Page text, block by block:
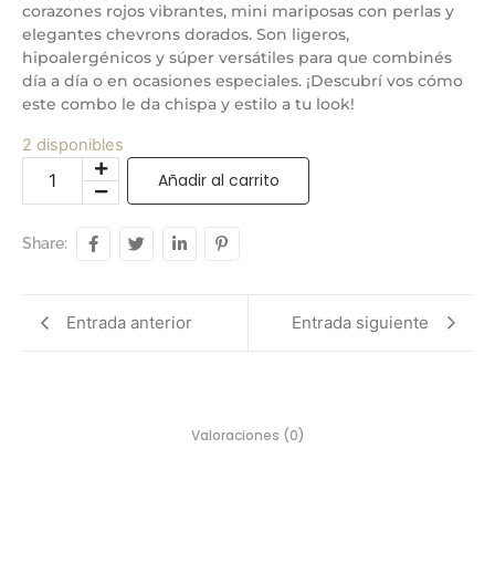
corazones rojos vibrantes, mini mariposas con perlas y
elegantes chevrons dorados. Son ligeros,
hipoalergénicos y súper versátiles para que combinés
día a día o en ocasiones especiales. ¡Descubrí vos cómo
este combo le da chispa y estilo a tu look!
2 disponibles
Añadir al carrito
Share:
Entrada anterior Entrada siguiente
Valoraciones (0)